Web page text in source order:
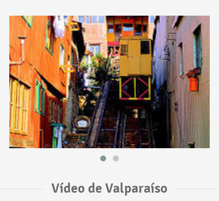
Vídeo de Valparaíso